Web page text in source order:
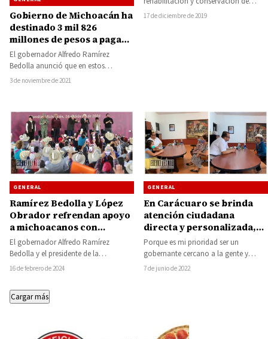
Gobierno de Michoacán ha
destinado 3 mil 826
millones de pesos a pagar
adeudos y quincenas a
trabajadores
El gobernador Alfredo Ramírez
Bedolla anunció que en estos
primeros 30 días de gobierno se han
3 de noviembre de 2021
todos los caminos y calles en
17 de diciembre de 2019
GENERAL
Ramírez Bedolla y López
Obrador refrendan apoyo
a michoacanos con
programas sociales
El gobernador Alfredo Ramírez
Bedolla y el presidente de la
República, Andrés Manuel López
compromiso…
16 de febrero de 2024
GENERAL
En Carácuaro se brinda
atención ciudadana
directa y personalizada,
estamos escuchando a
nuestra gente: Reynaldo
Gómez
Porque es mi prioridad ser un
gobernante cercano a la gente y
escuchar de viva voz sus propuestas,
7 de junio de 2022
Cargar más